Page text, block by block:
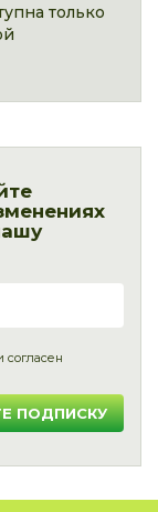
только
согласен
ПОДПИСКУ